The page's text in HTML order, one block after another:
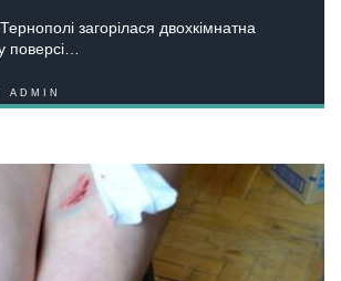
загорілася двохкімнатна
поверсі…
ADMIN